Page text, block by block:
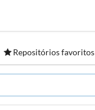
Repositórios favoritos